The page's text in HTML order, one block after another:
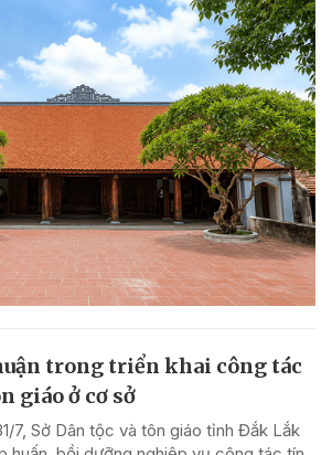
trong triển khai công tác
giáo ở cơ sở
7, Sở Dân tộc và tôn giáo tỉnh Đắk Lắk